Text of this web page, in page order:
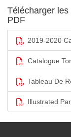
Télécharger
PDF
2019-2020
Catalogue
Tableau De
Illustrated